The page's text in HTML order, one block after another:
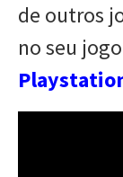
de outros
no seu